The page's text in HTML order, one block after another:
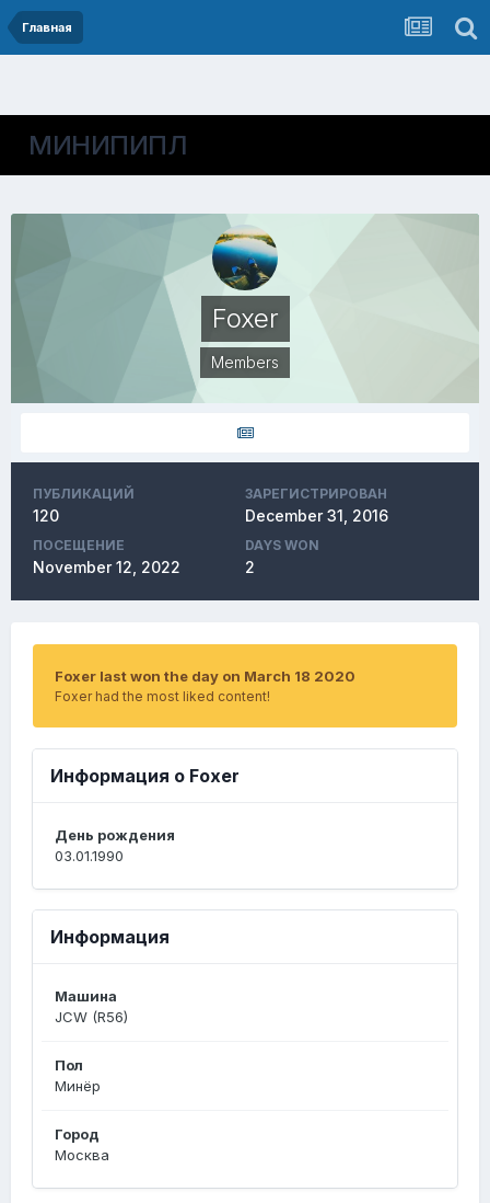
Главная
МИНИПИПЛ
Foxer
Members
ПУБЛИКАЦИЙ
120
ЗАРЕГИСТРИРОВАН
December 31, 2016
ПОСЕЩЕНИЕ
November 12, 2022
DAYS WON
2
Foxer last won the day on March 18 2020
Foxer had the most liked content!
Информация о Foxer
День рождения
03.01.1990
Информация
Машина
JCW (R56)
Пол
Минёр
Город
Москва